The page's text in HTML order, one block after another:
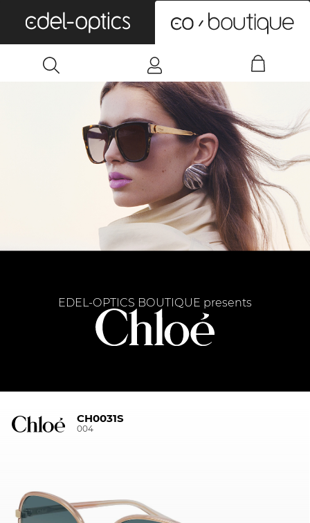
EDEL-OPTICS BOUTIQUE presents
CH0031S
004